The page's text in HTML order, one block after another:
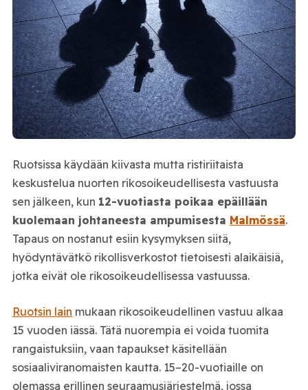
Ruotsissa käydään kiivasta mutta ristiriitaista
keskustelua nuorten rikosoikeudellisesta vastuusta
sen jälkeen, kun 12-vuotiasta poikaa epäillään
kuolemaan johtaneesta ampumisesta Malmössä.
Tapaus on nostanut esiin kysymyksen siitä,
hyödyntävätkö rikollisverkostot tietoisesti alaikäisiä,
jotka eivät ole rikosoikeudellisessa vastuussa.
Ruotsin lain mukaan rikosoikeudellinen vastuu alkaa
15 vuoden iässä. Tätä nuorempia ei voida tuomita
rangaistuksiin, vaan tapaukset käsitellään
sosiaaliviranomaisten kautta. 15–20-vuotiaille on
olemassa erillinen seuraamusjärjestelmä, jossa